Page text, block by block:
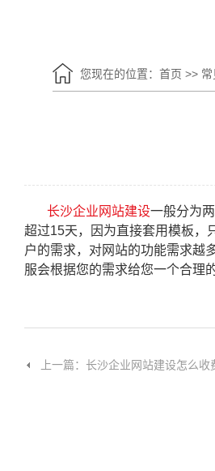
您现在的位置： 首页 >>
长沙企业网站建设一般分为
超过15天，因为直接套用模板，
户的需求，对网站的功能需求越
服会根据您的需求给您一个合理
上一篇：长沙企业网站建设怎么收